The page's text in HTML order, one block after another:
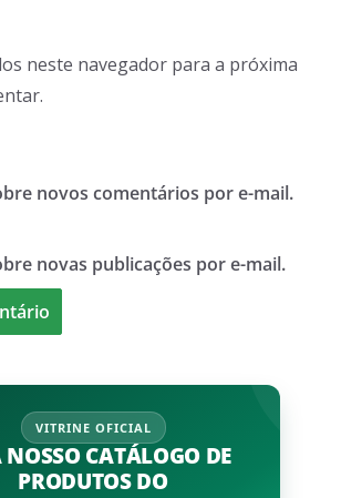
neste navegador para a próxima
novos comentários por e-mail.
novas publicações por e-mail.
VITRINE OFICIAL
NOSSO CATÁLOGO DE
PRODUTOS DO